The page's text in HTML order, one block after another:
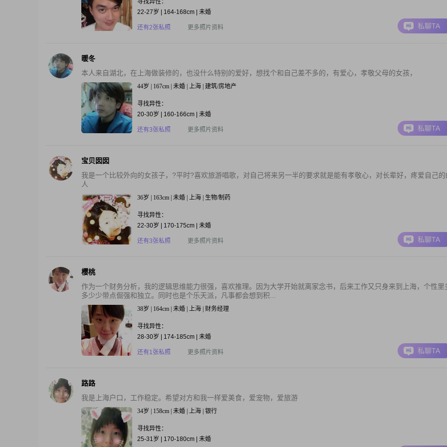
寻找异性：
22-27岁 | 164-168cm | 未婚
还有2张私照 更多照片资料 私聊TA
暖冬
本人来自湖北，在上海做装修的，也没什么特别的爱好，想找个和自己差不多的，有爱心，孝敬父母的女孩，
44岁 | 167cm | 未婚 | 上海 | 建筑/房地产
寻找异性：
20-30岁 | 160-166cm | 未婚
还有3张私照 更多照片资料 私聊TA
宝贝囡囡
我是一个比较外向的女孩子，?平时?喜欢旅游唱歌，对自己将来另一半的要求就是能有孝敬心，对长辈好，疼爱自己的
人
36岁 | 163cm | 未婚 | 上海 | 生物/制药
寻找异性：
22-30岁 | 170-175cm | 未婚
还有3张私照 更多照片资料 私聊TA
樱桃
作为一个财务分析，我的逻辑思维能力很强，喜欢推理。因为大学开始就离家念书，后来工作又只身来到上海，个性里
多少少带点倔强和独立。同时也是个乐天派，凡事都会想到积...
38岁 | 164cm | 未婚 | 上海 | 财务经理
寻找异性：
28-30岁 | 174-185cm | 未婚
还有1张私照 更多照片资料 私聊TA
路路
我是上海户口，工作稳定。希望对方和我一样爱美食，爱宠物，爱旅游
34岁 | 158cm | 未婚 | 上海 | 银行
寻找异性：
25-31岁 | 170-180cm | 未婚